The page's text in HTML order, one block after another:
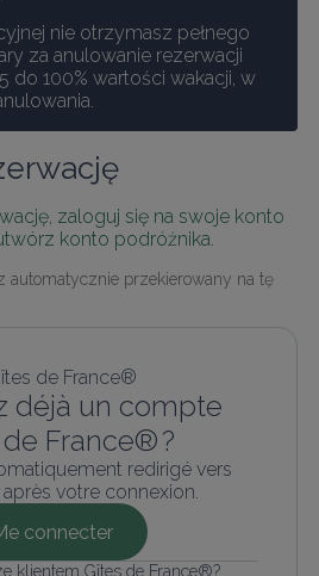
nie otrzymasz pełnego
za anulowanie rezerwacji
do 100% wartości wakacji, w
zaloguj się na swoje konto
konto podróżnika.
automatycznie przekierowany na tę
déjà un compte
France® ?
redirigé vers
votre connexion.
connecter
klientem Gîtes de France®?